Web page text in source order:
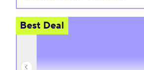
Best Deal